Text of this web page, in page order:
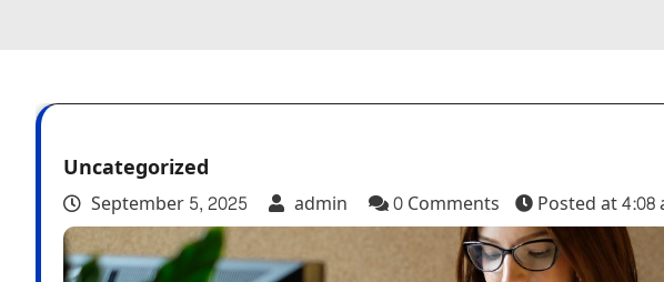
Uncategorized
September 5, 2025 admin 0 Comments Posted at4:08